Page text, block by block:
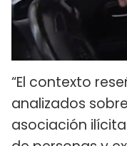
“El contexto
analizados
asociación